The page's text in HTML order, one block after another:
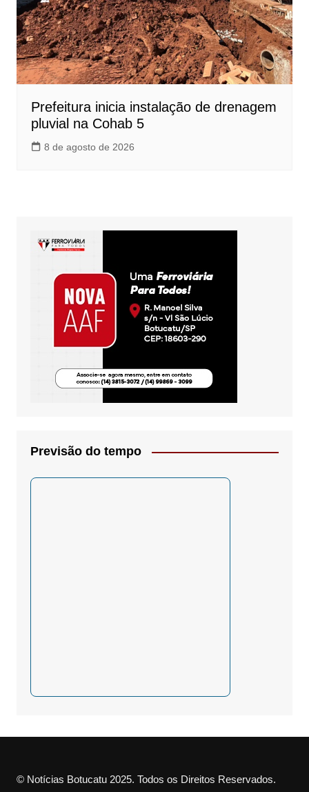
Prefeitura inicia instalação de drenagem
pluvial na Cohab 5
8 de agosto de 2026
Previsão do tempo
© Notícias Botucatu 2025. Todos os Direitos Reservados.